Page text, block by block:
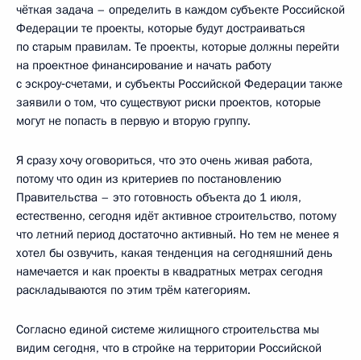
чёткая задача – определить в каждом субъекте Российской
Федерации те проекты, которые будут достраиваться
по старым правилам. Те проекты, которые должны перейти
на проектное финансирование и начать работу
с эскроу‑счетами, и субъекты Российской Федерации также
заявили о том, что существуют риски проектов, которые
могут не попасть в первую и вторую группу.
Я сразу хочу оговориться, что это очень живая работа,
потому что один из критериев по постановлению
Правительства – это готовность объекта до 1 июля,
естественно, сегодня идёт активное строительство, потому
что летний период достаточно активный. Но тем не менее я
хотел бы озвучить, какая тенденция на сегодняшний день
намечается и как проекты в квадратных метрах сегодня
раскладываются по этим трём категориям.
Согласно единой системе жилищного строительства мы
видим сегодня, что в стройке на территории Российской